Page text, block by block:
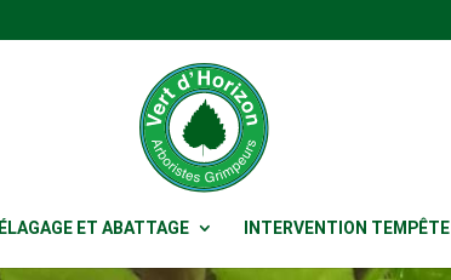
ÉLAGAGE ET ABATTAGE INTERVENTION TEMPÊTE